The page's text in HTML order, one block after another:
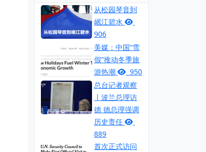
从松园琴音到
岷江碧水
906
美媒：中国“雪
假”推动冬季旅
游热潮
950
总台记者观察
丨波兰总理访
德 德总理强调
历史责任
889
首次正式访问